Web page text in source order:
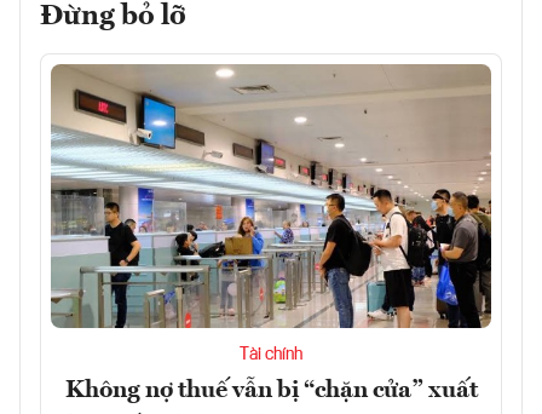
Đừng bỏ lỡ
Tài chính
Không nợ thuế vẫn bị “chặn cửa” xuất